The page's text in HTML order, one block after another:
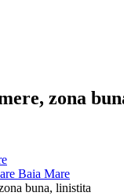
zona
Baia Mare
buna, linistita